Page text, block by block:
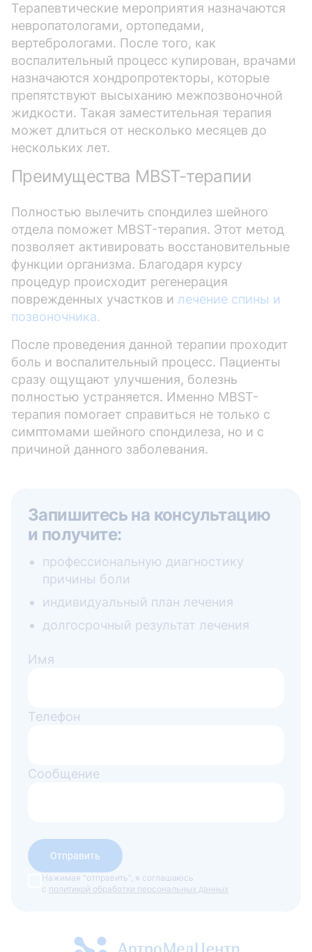
Терапевтические мероприятия назначаются
невропатологами, ортопедами,
вертебрологами. После того, как
воспалительный процесс купирован, врачами
назначаются хондропротекторы, которые
препятствуют высыханию межпозвоночной
жидкости. Такая заместительная терапия
может длиться от несколько месяцев до
нескольких лет.
Преимущества MBST-терапии
Полностью вылечить спондилез шейного
отдела поможет MBST-терапия. Этот метод
позволяет активировать восстановительные
функции организма. Благодаря курсу
процедур происходит регенерация
поврежденных участков и лечение спины и
позвоночника.
После проведения данной терапии проходит
боль и воспалительный процесс. Пациенты
сразу ощущают улучшения, болезнь
полностью устраняется. Именно MBST-
терапия помогает справиться не только с
симптомами шейного спондилеза, но и с
причиной данного заболевания.
Запишитесь на консультацию
и получите:
профессиональную диагностику
причины боли
индивидуальный план лечения
долгосрочный результат лечения
Имя
Телефон
Сообщение
Отправить
Нажимая "отправить", я соглашаюсь
с политикой обработки персональных данных